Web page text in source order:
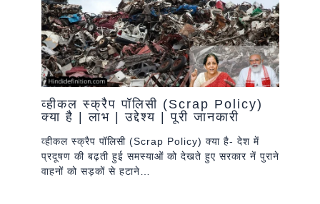
व्हीकल स्क्रैप पॉलिसी (Scrap Policy)
क्या है | लाभ | उद्देश्य | पूरी जानकारी
व्हीकल स्क्रैप पॉलिसी (Scrap Policy) क्या है- देश में
प्रदूषण की बढ़ती हुई समस्याओं को देखते हुए सरकार नें पुराने
वाहनों को सड़कों से हटाने…